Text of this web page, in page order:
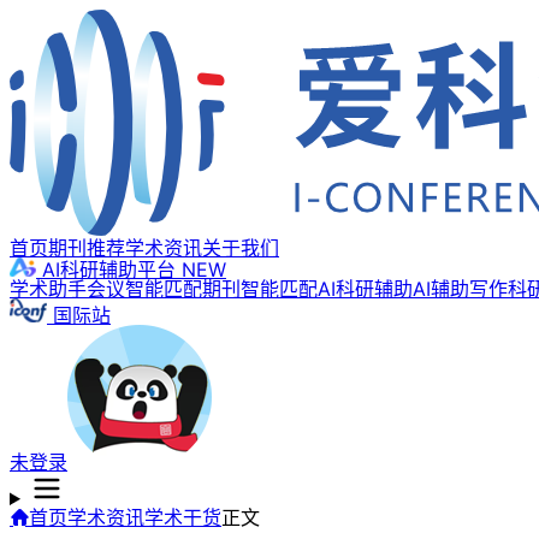
首页期刊推荐学术资讯关于我们
AI科研辅助平台 NEW
学术助手会议智能匹配期刊智能匹配AI科研辅助AI辅助写作科
国际站
未登录
首页学术资讯学术干货正文